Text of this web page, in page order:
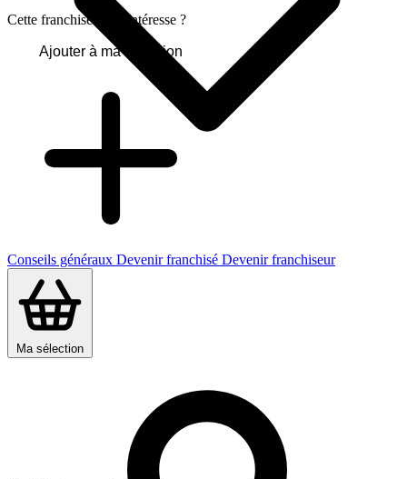
Conseils généraux Devenir franchisé Devenir franchiseur
Ma sélection
Cette franchise vous intéresse ?
Ajouter à ma sélection